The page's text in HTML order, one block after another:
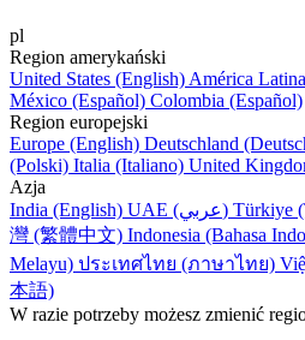
pl
Region amerykański
United States (English) América
México (Español) Colombia (Español)
Region europejski
Europe (English) Deutschland
(Polski) Italia (Italiano) United
Azja
India (English)
UAE (عربي) Türkiye
灣 (繁體中文) Indonesia (Bahasa
Melayu) ประเทศไทย (ภาษาไทย)
本語)
W razie potrzeby możesz zmienić